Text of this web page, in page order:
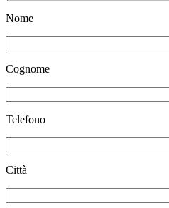
Nome
Cognome
Telefono
Città